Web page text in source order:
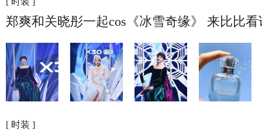
郑爽和关晓彤一起cos《冰雪奇缘》 来比比
[ 时装 ]